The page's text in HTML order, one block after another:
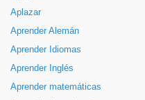
Aplazar
Aprender Alemán
Aprender Idiomas
Aprender Inglés
Aprender matemáticas